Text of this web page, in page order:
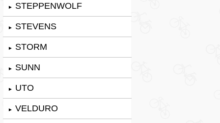
► STEPPENWOLF
► STEVENS
► STORM
► SUNN
► UTO
► VELDURO